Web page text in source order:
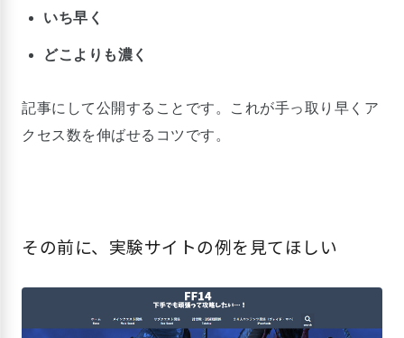
いち早く
どこよりも濃く
記事にして公開することです。これが手っ取り早くア
クセス数を伸ばせるコツです。
その前に、実験サイトの例を見てほしい